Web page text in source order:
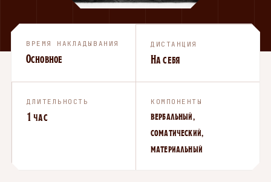
ВРЕМЯ НАКЛАДЫВАНИЯ
Основное
ДИСТАНЦИЯ
На себя
ДЛИТЕЛЬНОСТЬ
1 час
КОМПОНЕНТЫ
вербальный,
соматический,
материальный